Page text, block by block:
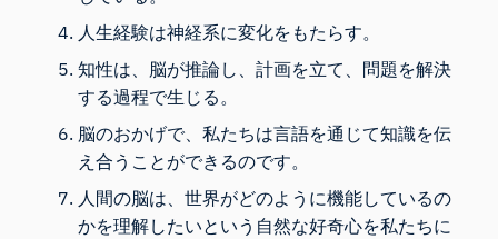
人生経験は神経系に変化をもたらす。
知性は、脳が推論し、計画を立て、問題を解決
する過程で生じる。
脳のおかげで、私たちは言語を通じて知識を伝
え合うことができるのです。
人間の脳は、世界がどのように機能しているの
かを理解したいという自然な好奇心を私たちに